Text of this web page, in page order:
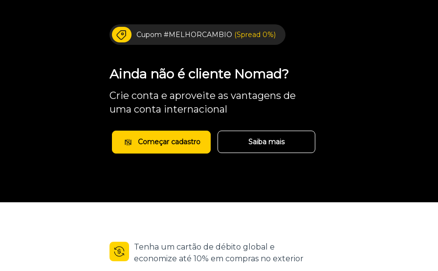
Cupom #MELHORCAMBIO (Spread 0%)
Ainda não é cliente Nomad?
Crie conta e aproveite as vantagens de
uma conta internacional
Começar cadastro Saiba mais
Tenha um cartão de débito global e
economize até 10% em compras no exterior